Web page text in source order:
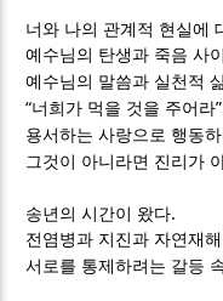
너와 나의 관계적 현실에
예수님의 탄생과 죽음 사이
예수님의 말씀과 실천적
“너희가 먹을 것을 주어라
용서하는 사랑으로 행동
그것이 아니라면 진리가
송년의 시간이 왔다.
전염병과 지진과 자연재
서로를 통제하려는 갈등